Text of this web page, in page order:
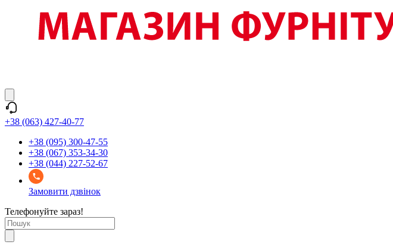
+38 (063) 427-40-77
+38 (095) 300-47-55
+38 (067) 353-34-30
+38 (044) 227-52-67
Замовити дзвінок
Телефонуйте зараз!